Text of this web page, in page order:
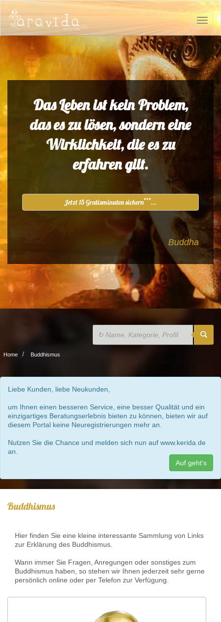
Das Leben ist kein Problem,
das es zu lösen, sondern eine
Wirklichkeit, die es zu
erfahren gilt.
Jetzt 15 Gratisminuten sichern***...
Buddha
Home Buddhismus
Liebe Kunden, liebe Neukunden,
um Ihnen einen besseren Service, eine besser Qualität und ein
einzigartiges Beratungserlebnis bieten zu können, bieten wir auf
diesem Portal keine Neuregistrierungen mehr an.
Nutzen Sie die Chance und melden sich nun auf www.kerida.de
an.
Auf geht's
Buddhismus
Hier finden Sie eine kleine interessante Sammlung von Links
zur Erklärung des Buddhismus.
Wann immer Sie Fragen, Anregungen oder sonstiges zum
Buddhismus haben, so stehen wir Ihnen jederzeit sehr gerne
persönlich online oder per Telefon zur Verfügung.